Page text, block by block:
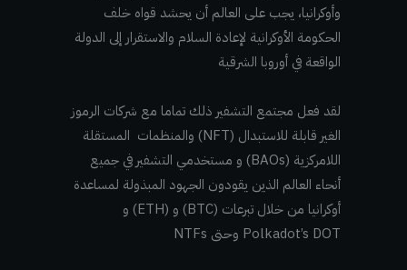
وأوكرانيا، يجب على العالم أن يحشد قواه خلف
الحكومة الأوكرانية لإعادة السلام والاستقرار إلى الدولة
الواقعة في أوروبا الشرقية
لقد فعل مجتمع التشفير ذلك تماما مع شركات الرموز
الغير قابلة للاستبدال (NFT) والمنظمات المستقلة
اللامركزية (BAOs) و مستخدمي التشفير في جميع
أنحاء العالم الذين يقودون الجهود المبذولة لمساعدة
أوكرانيا من خلال تبرعات (BTC) و (ETH) و
Polkadot’s DOT وحتى NTFs